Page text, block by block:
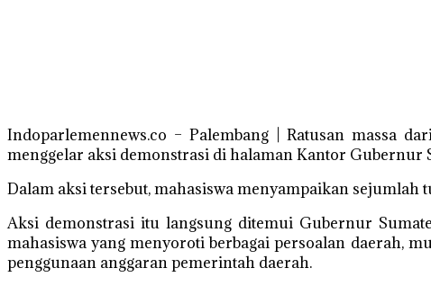
Indoparlemennews.co – Palembang | Ratusan massa
menggelar aksi demonstrasi di halaman Kantor Gubernur
Dalam aksi tersebut, mahasiswa menyampaikan
Aksi demonstrasi itu langsung ditemui Gubernur
mahasiswa yang menyoroti berbagai persoalan daerah,
penggunaan anggaran pemerintah daerah.